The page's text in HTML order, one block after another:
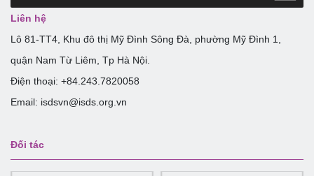
Liên hệ
Lô 81-TT4, Khu đô thị Mỹ Đình Sông Đà, phường Mỹ Đình 1,
quận Nam Từ Liêm, Tp Hà Nội.
Điện thoại: +84.243.7820058
Email: isdsvn@isds.org.vn
Đối tác